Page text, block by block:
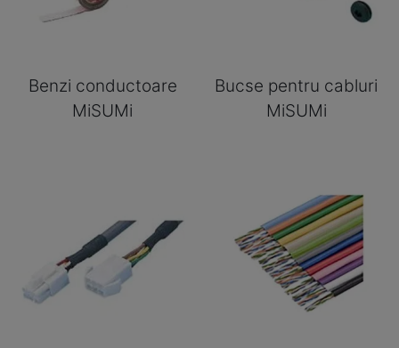
Benzi conductoare
MiSUMi
Bucse pentru cabluri
MiSUMi